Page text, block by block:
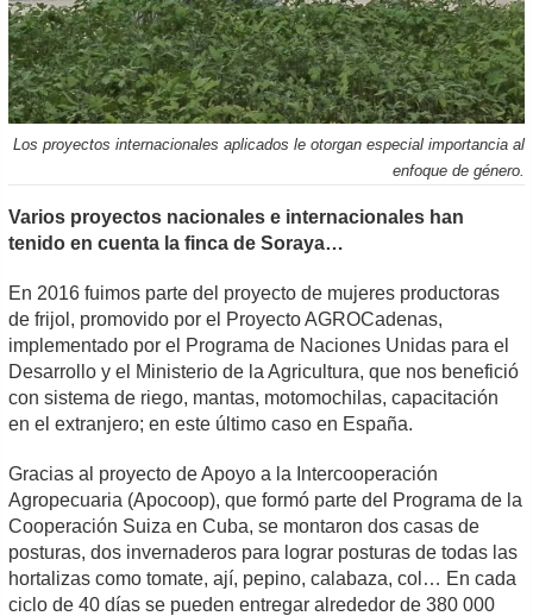
Los proyectos internacionales aplicados le otorgan especial importancia al
enfoque de género.
Varios proyectos nacionales e internacionales han
tenido en cuenta la finca de Soraya…
En 2016 fuimos parte del proyecto de mujeres productoras
de frijol, promovido por el Proyecto AGROCadenas,
implementado por el Programa de Naciones Unidas para el
Desarrollo y el Ministerio de la Agricultura, que nos benefició
con sistema de riego, mantas, motomochilas, capacitación
en el extranjero; en este último caso en España.
Gracias al proyecto de Apoyo a la Intercooperación
Agropecuaria (Apocoop), que formó parte del Programa de la
Cooperación Suiza en Cuba, se montaron dos casas de
posturas, dos invernaderos para lograr posturas de todas las
hortalizas como tomate, ají, pepino, calabaza, col… En cada
ciclo de 40 días se pueden entregar alrededor de 380 000